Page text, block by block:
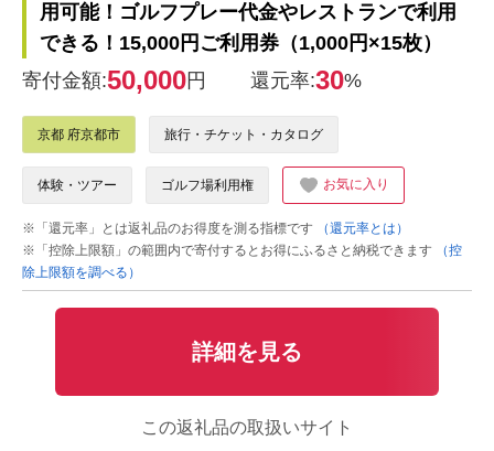
用可能！ゴルフプレー代金やレストランで利用
できる！15,000円ご利用券（1,000円×15枚）
寄付金額:50,000円 還元率:30%
京都 府京都市 旅行・チケット・カタログ
体験・ツアー ゴルフ場利用権 お気に入り
※「還元率」とは返礼品のお得度を測る指標です
（還元率とは）
※「控除上限額」の範囲内で寄付するとお得にふるさと納税できます
（控
除上限額を調べる）
詳細を見る
この返礼品の取扱いサイト